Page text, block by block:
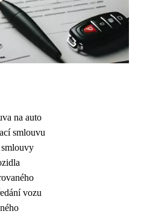
na auto
smlouvu
vozu